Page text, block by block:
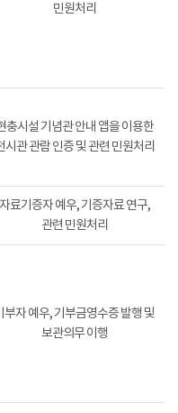
민원처리
충시설 기념관 안내 앱을 이용한
시관 관람 인증 및 관련 민원처리
자료기증자 예우, 기증자료 연구,
관련 민원처리
부자 예우, 기부금영수증 발행 및
보관의무 이행